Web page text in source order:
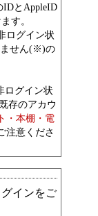
IDとAppleID
す。
ログイン状
ません(※)の
ログイン状
存のアカウ
・本棚・電
注意くださ
インをご